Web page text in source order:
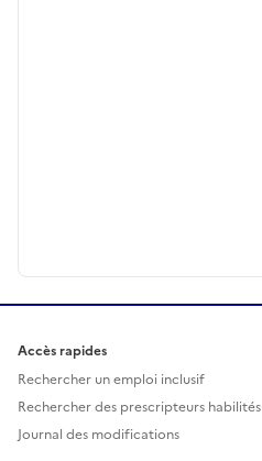
Accès rapides
Rechercher un emploi inclusif
Rechercher des prescripteurs habilités
Journal des modifications